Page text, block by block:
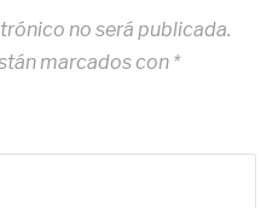
no será publicada.
marcados con *